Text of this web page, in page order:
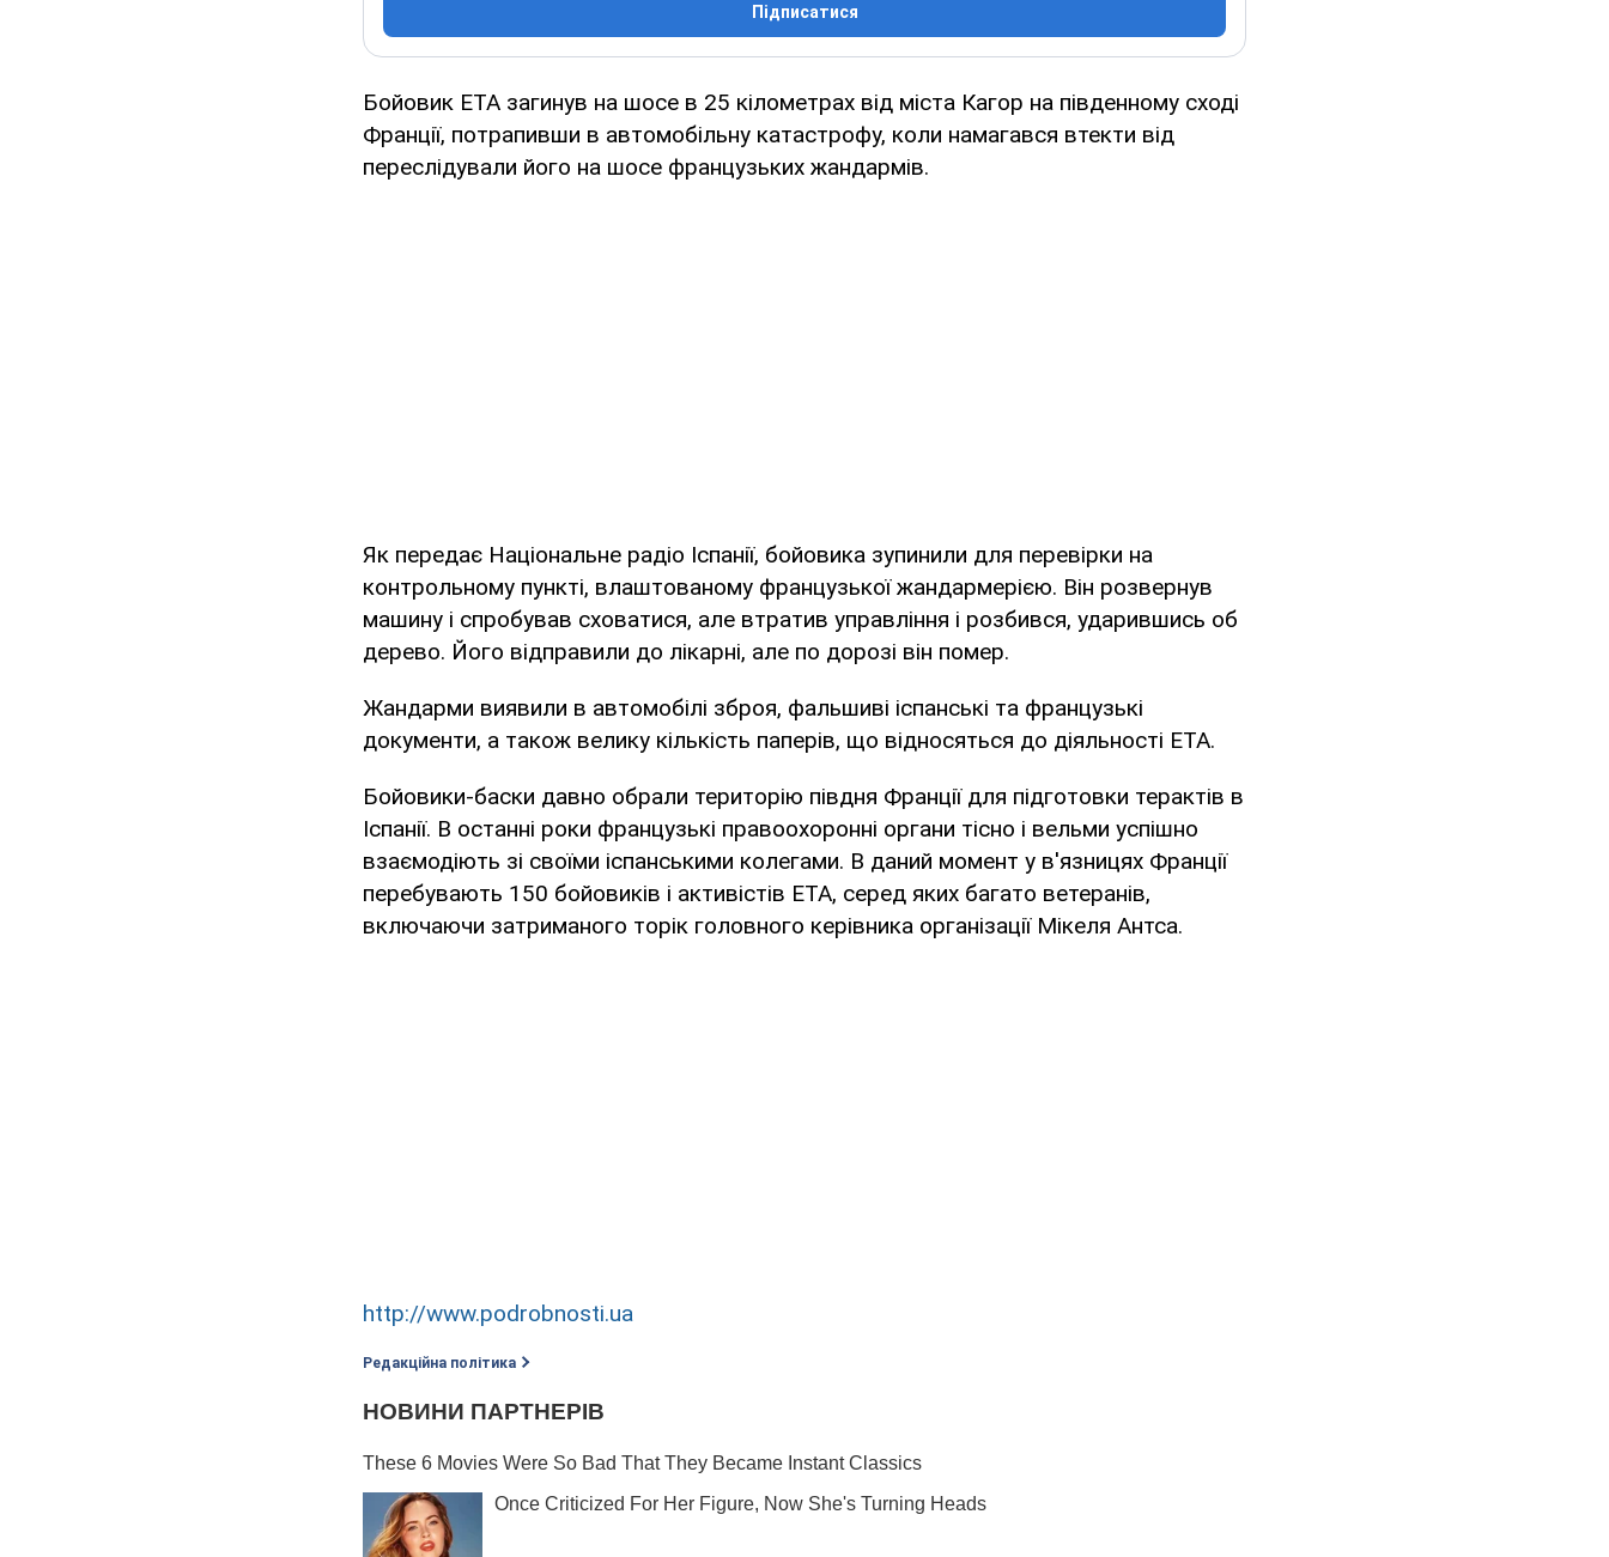
Підписатися
Бойовик ЕТА загинув на шосе в 25 кілометрах від міста Кагор на південному сході
Франції, потрапивши в автомобільну катастрофу, коли намагався втекти від
переслідували його на шосе французьких жандармів.
Як передає Національне радіо Іспанії, бойовика зупинили для перевірки на
контрольному пункті, влаштованому французької жандармерією. Він розвернув
машину і спробував сховатися, але втратив управління і розбився, ударившись об
дерево. Його відправили до лікарні, але по дорозі він помер.
Жандарми виявили в автомобілі зброя, фальшиві іспанські та французькі
документи, а також велику кількість паперів, що відносяться до діяльності ЕТА.
Бойовики-баски давно обрали територію півдня Франції для підготовки терактів в
Іспанії. В останні роки французькі правоохоронні органи тісно і вельми успішно
взаємодіють зі своїми іспанськими колегами. В даний момент у в'язницях Франції
перебувають 150 бойовиків і активістів ЕТА, серед яких багато ветеранів,
включаючи затриманого торік головного керівника організації Мікеля Антса.
http://www.podrobnosti.ua
Редакційна політика